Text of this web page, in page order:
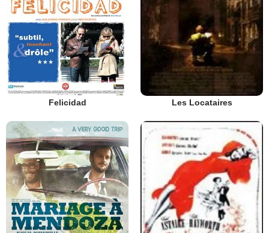
Felicidad Les Locataires